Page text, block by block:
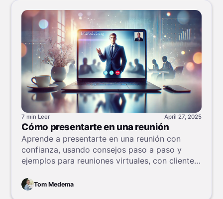
7 min Leer April 27, 2025
Cómo presentarte en una reunión
Aprende a presentarte en una reunión con
confianza, usando consejos paso a paso y
ejemplos para reuniones virtuales, con clientes
Tom Medema